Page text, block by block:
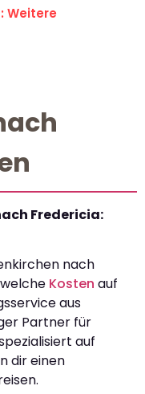
Weitere
Fredericia:
nach
Kosten auf
aus
Partner für
auf
dir einen